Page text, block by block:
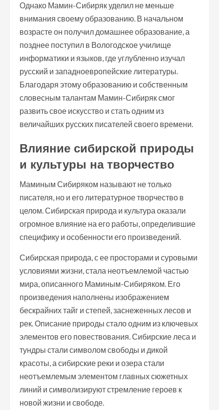
Однако Мамин-Сибиряк уделил не меньше
внимания своему образованию. В начальном
возрасте он получил домашнее образование, а
позднее поступил в Вологодское училище
информатики и языков, где углубленно изучал
русский и западноевропейские литературы.
Благодаря этому образованию и собственным
словесным талантам Мамин-Сибиряк смог
развить свое искусство и стать одним из
величайших русских писателей своего времени.
Влияние сибирской природы
и культуры на творчество
Маминым Сибиряком называют не только
писателя, но и его литературное творчество в
целом. Сибирская природа и культура оказали
огромное влияние на его работы, определившие
специфику и особенности его произведений.
Сибирская природа, с ее просторами и суровыми
условиями жизни, стала неотъемлемой частью
мира, описанного Маминым-Сибиряком. Его
произведения наполнены изображением
бескрайних тайг и степей, заснеженных лесов и
рек. Описание природы стало одним из ключевых
элементов его повествования. Сибирские леса и
тундры стали символом свободы и дикой
красоты, а сибирские реки и озера стали
неотъемлемым элементом главных сюжетных
линий и символизируют стремление героев к
новой жизни и свободе.